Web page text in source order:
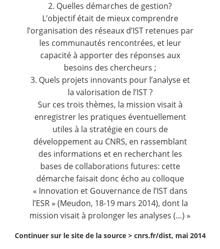
2. Quelles démarches de gestion?
L’objectif était de mieux comprendre
l’organisation des réseaux d’IST retenues par
les communautés rencontrées, et leur
capacité à apporter des réponses aux
besoins des chercheurs ;
3. Quels projets innovants pour l’analyse et
la valorisation de l’IST ?
Sur ces trois thèmes, la mission visait à
enregistrer les pratiques éventuellement
utiles à la stratégie en cours de
développement au CNRS, en rassemblant
des informations et en recherchant les
bases de collaborations futures: cette
démarche faisait donc écho au colloque
« Innovation et Gouvernance de l’IST dans
l’ESR » (Meudon, 18-19 mars 2014), dont la
mission visait à prolonger les analyses (…) »
Continuer sur le site de la source > cnrs.fr/dist, mai 2014